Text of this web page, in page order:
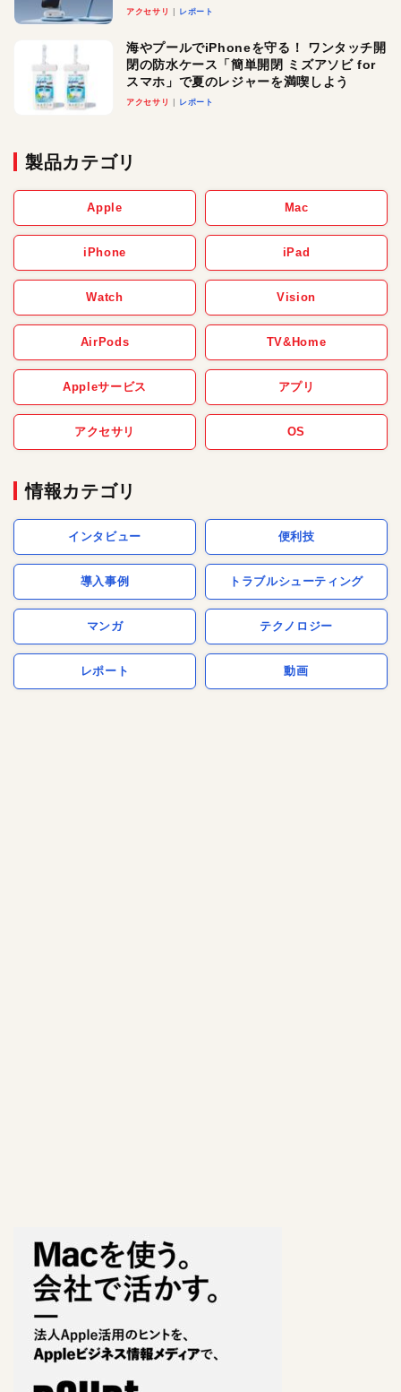
ースでおしゃれに充電したい人にオスス
アクセサリ レポート
海やプールでiPhoneを守る！ ワンタッチ開
閉の防水ケース「簡単開閉 ミズアソビ for
スマホ」で夏のレジャーを満喫しよう
アクセサリ レポート
製品カテゴリ
Apple Mac
iPhone iPad
Watch Vision
AirPods TV&Home
Appleサービス アプリ
アクセサリ OS
情報カテゴリ
インタビュー 便利技
導入事例 トラブルシューティング
マンガ テクノロジー
レポート 動画